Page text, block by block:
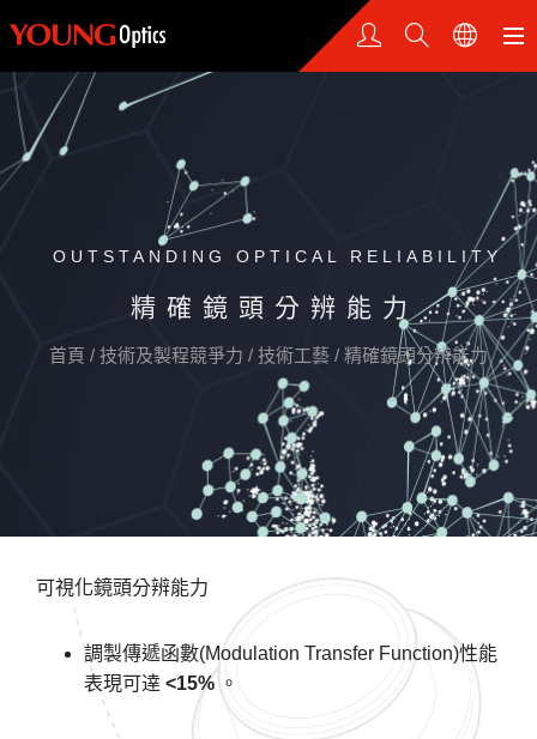
OUTSTANDING OPTICAL RELIABILITY
精確鏡頭分辨能力
首頁 / 技術及製程競爭力 / 技術工藝 / 精確鏡頭分辨能力
可視化鏡頭分辨能力
調製傳遞函數(Modulation Transfer Function)性能
表現可逹 <15% 。